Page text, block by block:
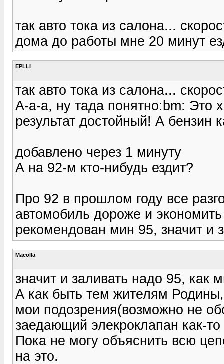
так авто тока из салона...
дома до работы мне 20 минут
EPLLI
так авто тока из салона...
А-а-а, ну тада понятно:bm: Это
результат достойный! А бензин
добавлено через 1 минуту
А на 92-м кто-нибудь ездит?
Про 92 в прошлом году все
автомобиль дороже и
рекомендован мин 95, значит и
Macolla
значит и заливать надо 95, как
А как быть тем жителям
мои подозрения(возможно не
заедающий элекроклапан как-
Пока не могу объяснить всю
на это.